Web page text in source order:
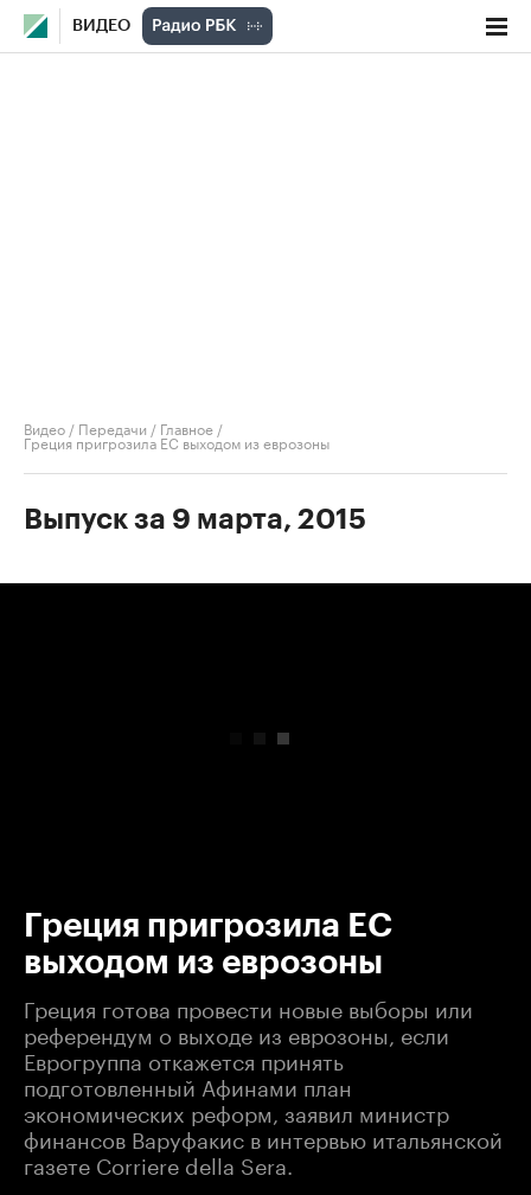
ВИДЕО
Видео / Передачи / Главное /
Греция пригрозила ЕС выходом из еврозоны
Выпуск за 9 марта, 2015
Греция пригрозила ЕС
выходом из еврозоны
Греция готова провести новые выборы или
референдум о выходе из еврозоны, если
Еврогруппа откажется принять
подготовленный Афинами план
экономических реформ, заявил министр
финансов Варуфакис в интервью итальянской
газете Corriere della Sera.